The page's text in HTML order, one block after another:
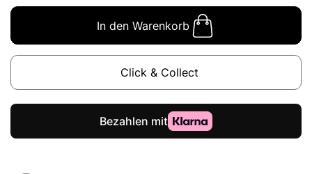
In den Warenkorb
Click & Collect